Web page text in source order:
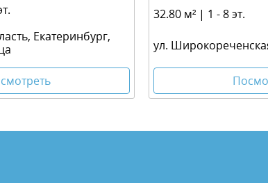
Екатеринбург,
32.80 м² | 1 - 8 эт.
ул.